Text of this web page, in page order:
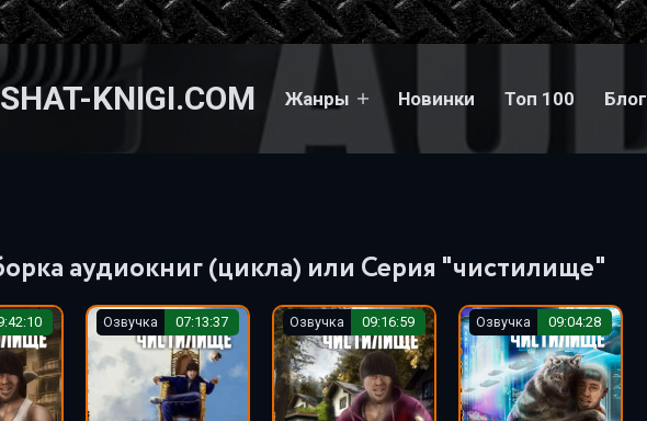
KNIGI.COM Жанры Новинки Топ 100 Блог
аудиокниг (цикла) или Серия "чистилище"
Озвучка 07:13:37 Озвучка 09:16:59 Озвучка 09:04:28